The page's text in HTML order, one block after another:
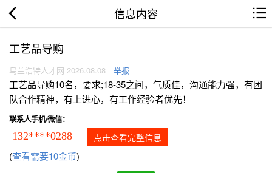
信息内容
工艺品导购
乌兰浩特人才网 2026.08.08 举报
工艺品导购10名，要求;18-35之间，气质佳，沟通能力强，有团
队合作精神，有上进心，有工作经验者优先！
联系人手机/微信：
132****0288 点击查看完整信息
(查看需要10金币)